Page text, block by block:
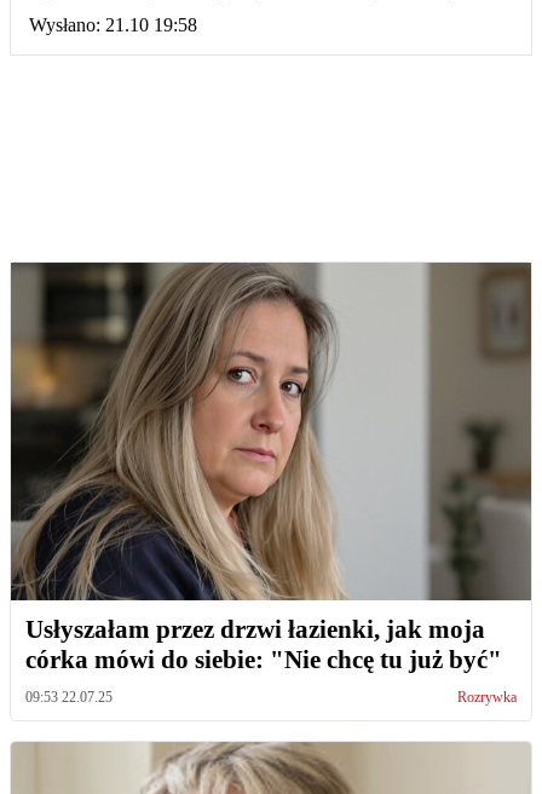
Wysłano: 21.10 19:58
Usłyszałam przez drzwi łazienki, jak moja
córka mówi do siebie: "Nie chcę tu już być"
09:53 22.07.25 Rozrywka